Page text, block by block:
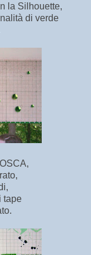
la Silhouette,
di verde
tape